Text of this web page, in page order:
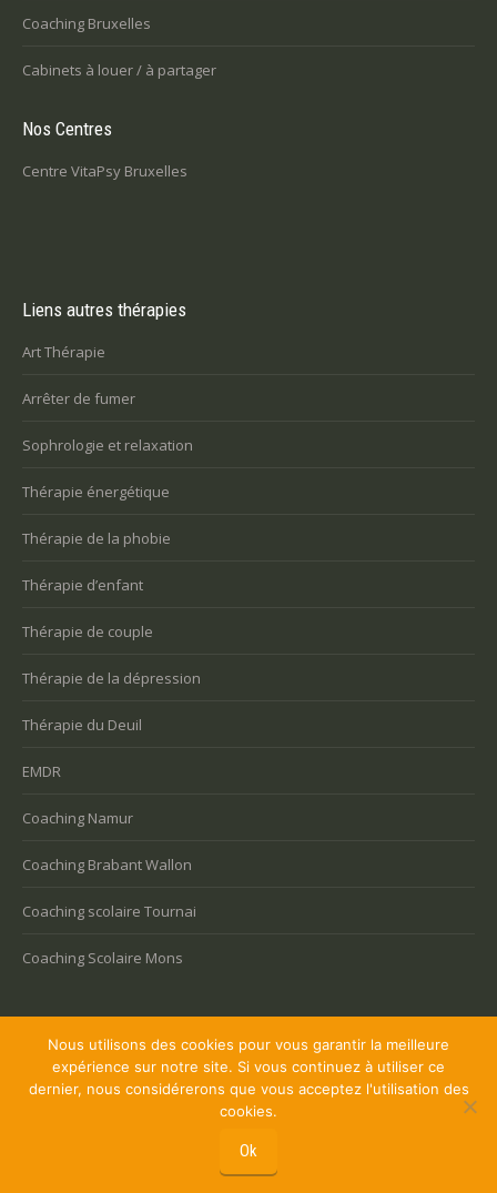
Coaching Bruxelles
Cabinets à louer / à partager
Nos Centres
Centre VitaPsy Bruxelles
Liens autres thérapies
Art Thérapie
Arrêter de fumer
Sophrologie et relaxation
Thérapie énergétique
Thérapie de la phobie
Thérapie d’enfant
Thérapie de couple
Thérapie de la dépression
Thérapie du Deuil
EMDR
Coaching Namur
Coaching Brabant Wallon
Coaching scolaire Tournai
Coaching Scolaire Mons
Copyright © 2026 Coaching Bruxelles, tous droits réservés.
Privium – Des services qui soutiennent vos soins. Pour
RGPD - Politique de Protection de la Vie Privée
Nous utilisons des cookies pour vous garantir la meilleure
expérience sur notre site. Si vous continuez à utiliser ce
dernier, nous considérerons que vous acceptez l'utilisation des
cookies.
Ok